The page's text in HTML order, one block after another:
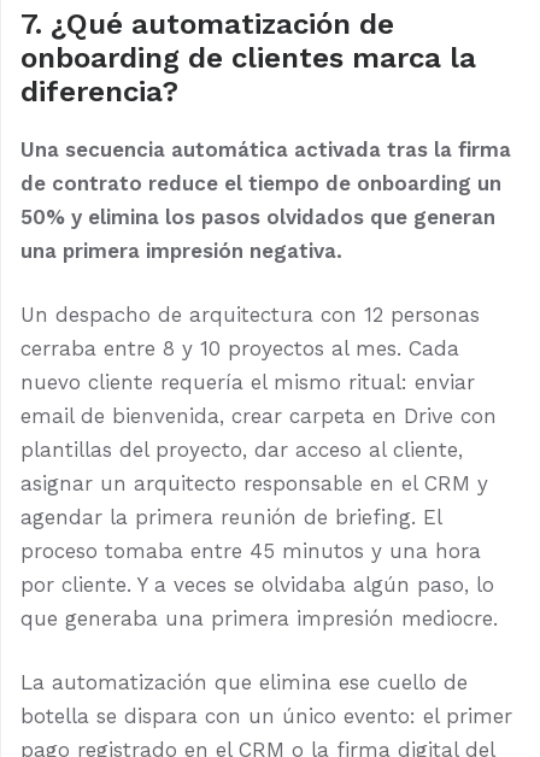
7. ¿Qué automatización de
onboarding de clientes marca la
diferencia?
Una secuencia automática activada tras la firma
de contrato reduce el tiempo de onboarding un
50% y elimina los pasos olvidados que generan
una primera impresión negativa.
Un despacho de arquitectura con 12 personas
cerraba entre 8 y 10 proyectos al mes. Cada
nuevo cliente requería el mismo ritual: enviar
email de bienvenida, crear carpeta en Drive con
plantillas del proyecto, dar acceso al cliente,
asignar un arquitecto responsable en el CRM y
agendar la primera reunión de briefing. El
proceso tomaba entre 45 minutos y una hora
por cliente. Y a veces se olvidaba algún paso, lo
que generaba una primera impresión mediocre.
La automatización que elimina ese cuello de
botella se dispara con un único evento: el primer
pago registrado en el CRM o la firma digital del